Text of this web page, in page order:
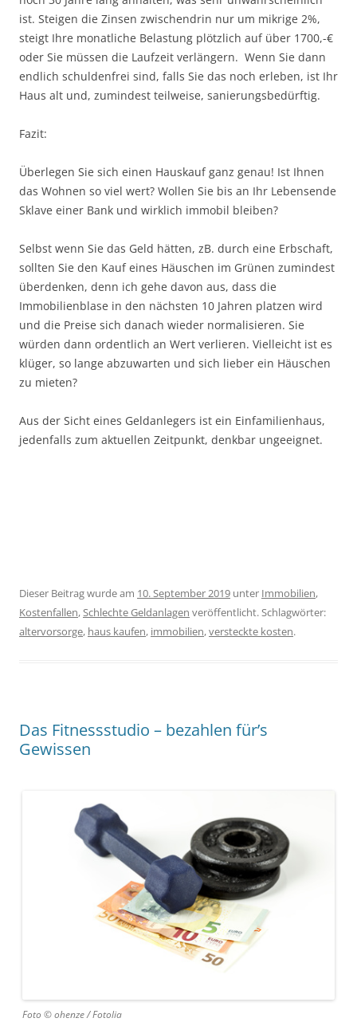
ist. Steigen die Zinsen zwischendrin nur um mikrige 2%,
steigt Ihre monatliche Belastung plötzlich auf über 1700,-€
oder Sie müssen die Laufzeit verlängern. Wenn Sie dann
endlich schuldenfrei sind, falls Sie das noch erleben, ist Ihr
Haus alt und, zumindest teilweise, sanierungsbedürftig.
Fazit:
Überlegen Sie sich einen Hauskauf ganz genau! Ist Ihnen
das Wohnen so viel wert? Wollen Sie bis an Ihr Lebensende
Sklave einer Bank und wirklich immobil bleiben?
Selbst wenn Sie das Geld hätten, zB. durch eine Erbschaft,
sollten Sie den Kauf eines Häuschen im Grünen zumindest
überdenken, denn ich gehe davon aus, dass die
Immobilienblase in den nächsten 10 Jahren platzen wird
und die Preise sich danach wieder normalisieren. Sie
würden dann ordentlich an Wert verlieren. Vielleicht ist es
klüger, so lange abzuwarten und sich lieber ein Häuschen
zu mieten?
Aus der Sicht eines Geldanlegers ist ein Einfamilienhaus,
jedenfalls zum aktuellen Zeitpunkt, denkbar ungeeignet.
Dieser Beitrag wurde am 10. September 2019 unter Immobilien,
Kostenfallen,Schlechte Geldanlagen veröffentlicht. Schlagwörter:
altervorsorge, haus kaufen, immobilien,versteckte kosten.
Das Fitnessstudio – bezahlen für’s
Gewissen
Foto © ohenze / Fotolia